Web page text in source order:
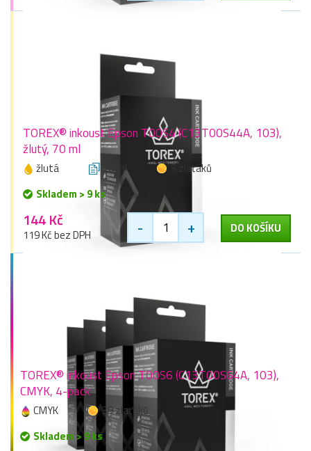
TOREX® inkoust Epson T00S4 (C13T00S44A, 103),
žlutý, 70 ml
žlutá 70 ml
5 zlaťáků
Skladem > 9 ks
144 Kč
119 Kč bez DPH - + DO KOŠÍKU
TOREX® inkoust Epson T00S6 (C13T00S64A, 103),
CMYK, 4-pack
CMYK
39 zlaťáků
Skladem > 9 ks